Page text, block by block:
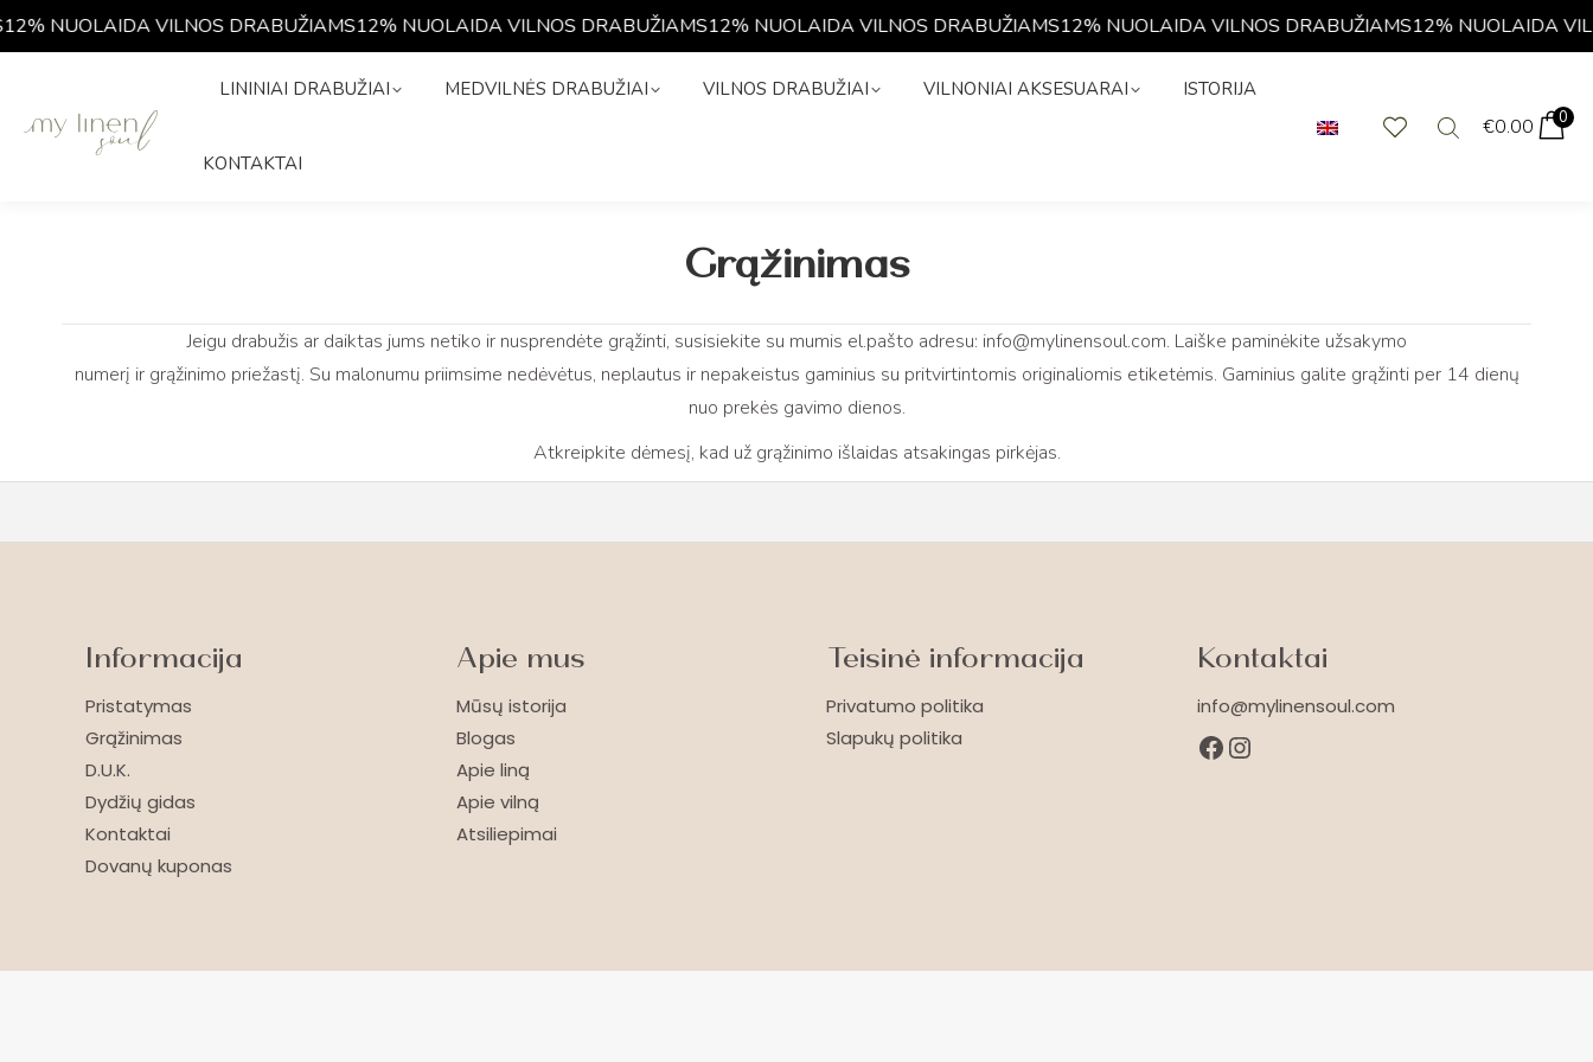
NUOLAIDA VILNOS DRABUŽIAMS12% NUOLAIDA VILNOS DRABUŽIAMS12% NUOLAIDA VILNOS DRABUŽIAMS12% NUOLAIDA VILNOS DRABUŽIAMS12% NUOLAIDA
LININIAI DRABUŽIAI MEDVILNĖS DRABUŽIAI VILNOS DRABUŽIAI VILNONIAI AKSESUARAI ISTORIJA
KONTAKTAI
€0.00 0
Grąžinimas
Jeigu drabužis ar daiktas jums netiko ir nusprendėte grąžinti, susisiekite su mumis el.pašto adresu: info@mylinensoul.com. Laiške paminėkite užsakymo
numerį ir grąžinimo priežastį. Su malonumu priimsime nedėvėtus, neplautus ir nepakeistus gaminius su pritvirtintomis originaliomis etiketėmis. Gaminius galite grąžinti per 14 dienų
nuo prekės gavimo dienos.
Atkreipkite dėmesį, kad už grąžinimo išlaidas atsakingas pirkėjas.
Informacija
Pristatymas
Grąžinimas
D.U.K.
Dydžių gidas
Kontaktai
Dovanų kuponas
Apie mus
Mūsų istorija
Blogas
Apie liną
Apie vilną
Atsiliepimai
Teisinė informacija
Privatumo politika
Slapukų politika
Kontaktai
info@mylinensoul.com
Facebook
Instagram
LININIAI DRABUŽIAI MEDVILNĖS DRABUŽIAI VILNOS DRABUŽIAI VILNONIAI AKSESUARAI